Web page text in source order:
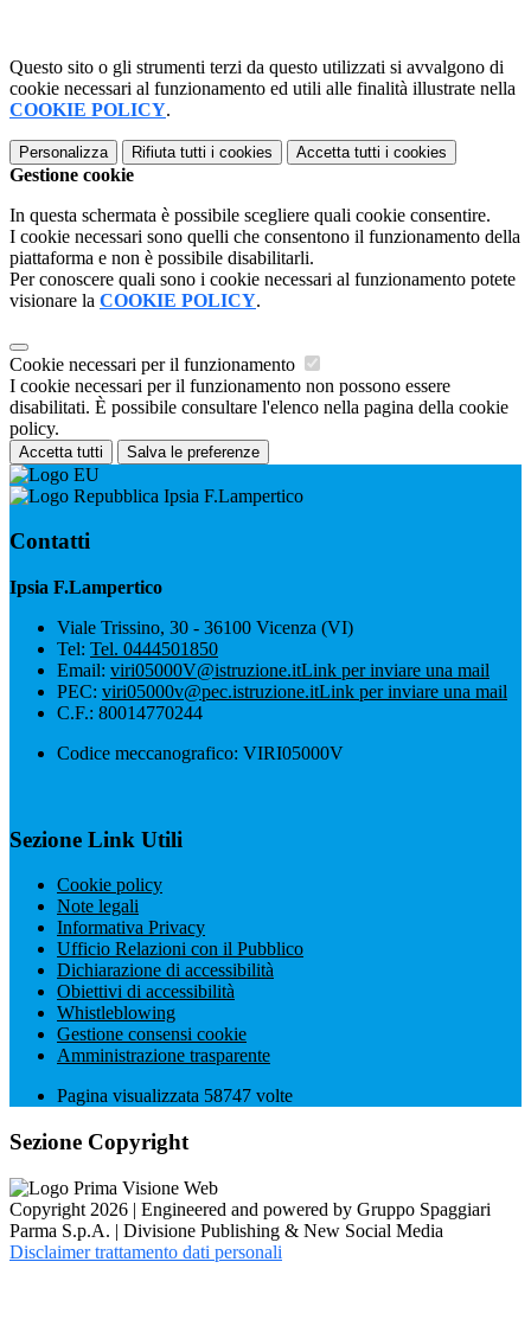
Questo sito o gli strumenti terzi da questo utilizzati si avvalgono di
cookie necessari al funzionamento ed utili alle finalità illustrate nella
COOKIE POLICY.
Personalizza Rifiuta tutti i cookies Accetta tutti i cookies
Gestione cookie
In questa schermata è possibile scegliere quali cookie consentire.
I cookie necessari sono quelli che consentono il funzionamento della
piattaforma e non è possibile disabilitarli.
Per conoscere quali sono i cookie necessari al funzionamento potete
visionare la COOKIE POLICY.
Cookie necessari per il funzionamento
I cookie necessari per il funzionamento non possono essere
disabilitati. È possibile consultare l'elenco nella pagina della cookie
policy.
Accetta tutti Salva le preferenze
Ipsia F.Lampertico
Contatti
Ipsia F.Lampertico
Viale Trissino, 30 - 36100 Vicenza (VI)
Tel: Tel. 0444501850
Email: viri05000V@istruzione.itLink per inviare una mail
PEC: viri05000v@pec.istruzione.itLink per inviare una mail
C.F.: 80014770244
Codice meccanografico: VIRI05000V
Sezione Link Utili
Cookie policy
Note legali
Informativa Privacy
Ufficio Relazioni con il Pubblico
Dichiarazione di accessibilità
Obiettivi di accessibilità
Whistleblowing
Gestione consensi cookie
Amministrazione trasparente
Pagina visualizzata 58747 volte
Sezione Copyright
Copyright 2026 | Engineered and powered by Gruppo Spaggiari
Parma S.p.A. | Divisione Publishing & New Social Media
Disclaimer trattamento dati personali